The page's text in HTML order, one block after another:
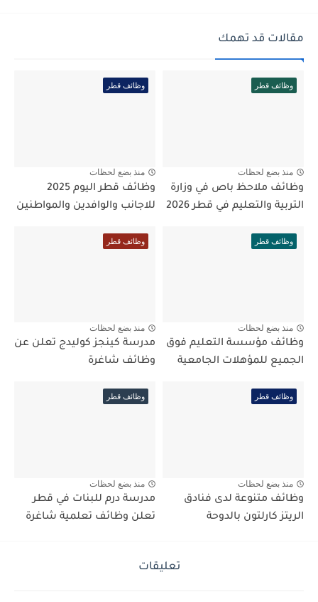
مقالات قد تهمك
وظائف قطر
منذ بضع لحظات
وظائف ملاحظ باص في وزارة
التربية والتعليم في قطر 2026
وظائف قطر
منذ بضع لحظات
وظائف قطر اليوم 2025
للاجانب والوافدين والمواطنين
وظائف قطر
منذ بضع لحظات
وظائف مؤسسة التعليم فوق
الجميع للمؤهلات الجامعية
وظائف قطر
منذ بضع لحظات
مدرسة كينجز كوليدج تعلن عن
وظائف شاغرة
وظائف قطر
منذ بضع لحظات
وظائف متنوعة لدى فنادق
الريتز كارلتون بالدوحة
وظائف قطر
منذ بضع لحظات
مدرسة درم للبنات في قطر
تعلن وظائف تعلمية شاغرة
تعليقات